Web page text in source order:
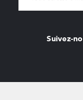
Suivez-